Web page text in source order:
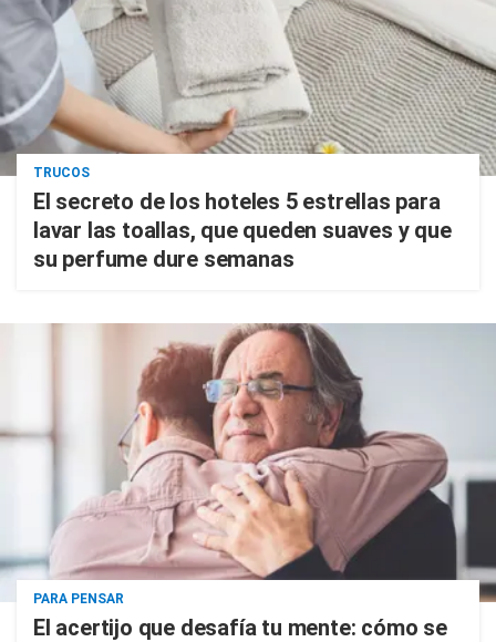
TRUCOS
El secreto de los hoteles 5 estrellas para
lavar las toallas, que queden suaves y que
su perfume dure semanas
PARA PENSAR
El acertijo que desafía tu mente: cómo se